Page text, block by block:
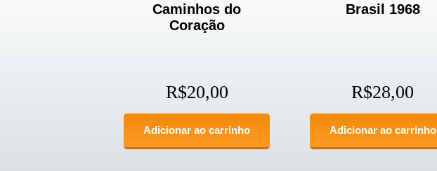
Caminhos do
Coração
R$20,00
Adicionar ao carrinho
Brasil 1968
R$28,00
Adicionar ao carrinho